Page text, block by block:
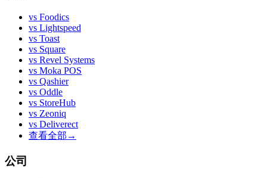
vs Foodics
vs Lightspeed
vs Toast
vs Square
vs Revel Systems
vs Moka POS
vs Qashier
vs Oddle
vs StoreHub
vs Zeoniq
vs Deliverect
查看全部 →
公司